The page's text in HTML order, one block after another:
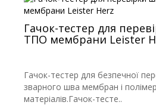
Гачок-тестер для
ТПО мембрани Leister
Гачок-тестер для безпечної
зварного шва мембран і
матеріалів.Гачок-тесте..